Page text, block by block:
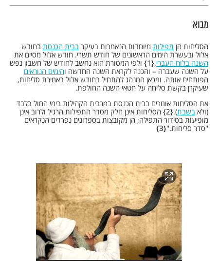
מבוא
הסליחות הן תפילות מיוחדות הנאמרות בעיקר בבית הכנסת בחודש
אלול ובעשרת הימים הראשונים של חודש תשרי. חודש אלול מסיים את
השנה בלוח העברי,
1 ולפי המסורת הוא נחשב לחודש של חשבון נפש
על השנה שעברה – והכנה לקראת השנה החדשה והימים הנוראים
הפותחים אותה. ומכאן המנהג להתחיל בחודש אלול באמירת סליחות,
שעיקרן בקשת סליחה על חטאי השנה החולפת.
את הסליחות אומרים בבית הכנסת במרבית הקהילות בימי החול בלבד
(ולא בשבת).
2 הסליחות אינן חלק מסדר התפילות הרגיל ולרוב אינן
מופיעות בסידור התפילה; הן מקובצות בספרונים נפרדים הנקראים
"סדר סליחות." 3